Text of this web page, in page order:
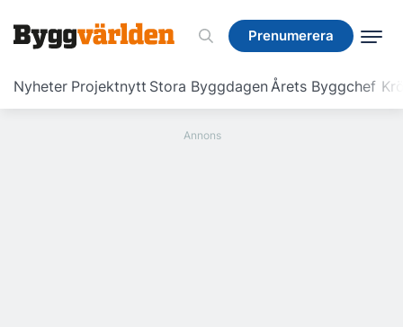
Prenumerera
Nyheter Projektnytt Stora ByggdagenÅrets Byggchef
Prenumerera